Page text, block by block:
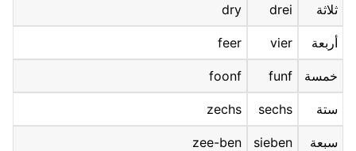
ثلاثة drei
dry
أربعة vier
feer
خمسة funf
foonf
ستة sechs
zechs
سبعة sieben
zee-ben